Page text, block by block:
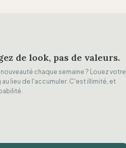
de look, pas de valeurs.
nouveauté chaque semaine ? Louez votre
au lieu de l'accumuler. C'est illimité, et